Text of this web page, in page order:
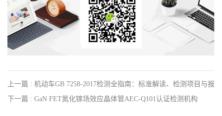
上一篇 : 机动车GB 7258-2017检测全指南：标准解读、检测项目与报
告办理流程
下一篇 : GaN FET氮化镓场效应晶体管AEC-Q101认证检测机构